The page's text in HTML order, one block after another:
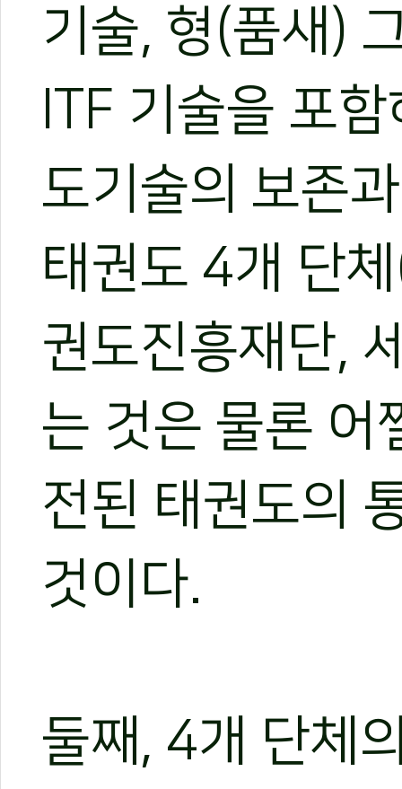
기술, 형(품새)
ITF 기술을 포
도기술의 보존
태권도 4개 단
권도진흥재단,
는 것은 물론 어
전된 태권도의
것이다.
둘째, 4개 단체